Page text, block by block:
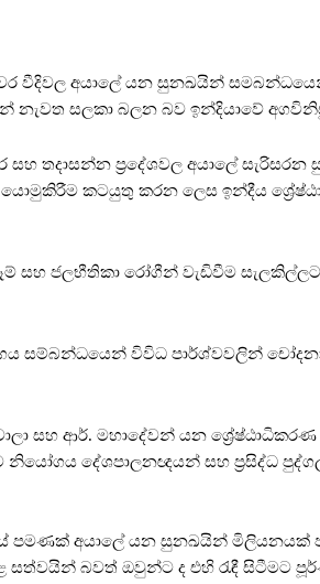
වීදිවල අයාලේ යන සුනඛයින්
නැවත සලකා බලන බව ඉන්දියාවේ
සහ තදාසන්න ප්‍රදේශවල අයාලේ
යොමුකිරීම කටයුතු කරන ලෙස ඉන්දීය
සහ ජලභීතිකා රෝගීන් වැඩිවීම
සම්බන්ධයෙන් විවිධ පාර්ශ්වවලින්
සහ ආර්. මහාදේවන් යන
නියෝගය දේශපාලනඥයන් සහ ප්‍රසිද්ධ
පමණක් අයාලේ යන සුනඛයින් මිලියනයක්
සත්වයින් බවත් ඔවුන්ට ද එහි රැඳී සිටීමට